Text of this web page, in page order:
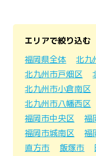
エリアで絞り込む
福岡県全体
北九
北九州市戸畑区
北九州市小倉南区
北九州市八幡西区
福岡市中央区
福
福岡市城南区
福
直方市
飯塚市